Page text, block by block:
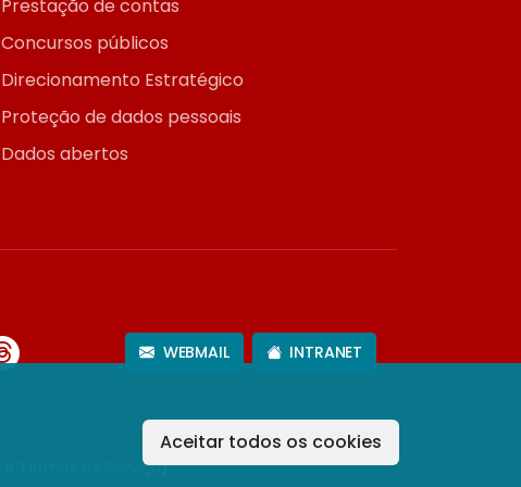
Aceitar todos os cookies
Prestação de contas
Concursos públicos
Direcionamento Estratégico
Proteção de dados pessoais
Dados abertos
WEBMAIL INTRANET
Termos de Serviço).